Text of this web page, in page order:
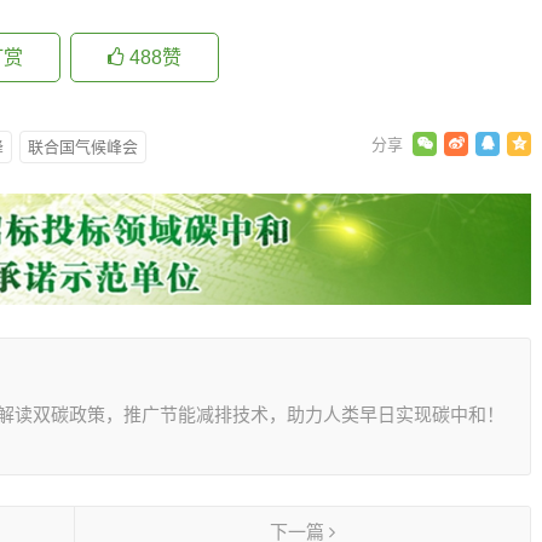
488赞
联合国气候峰会
读双碳政策，推广节能减排技术，助力人类早日实现碳中和！
下一篇